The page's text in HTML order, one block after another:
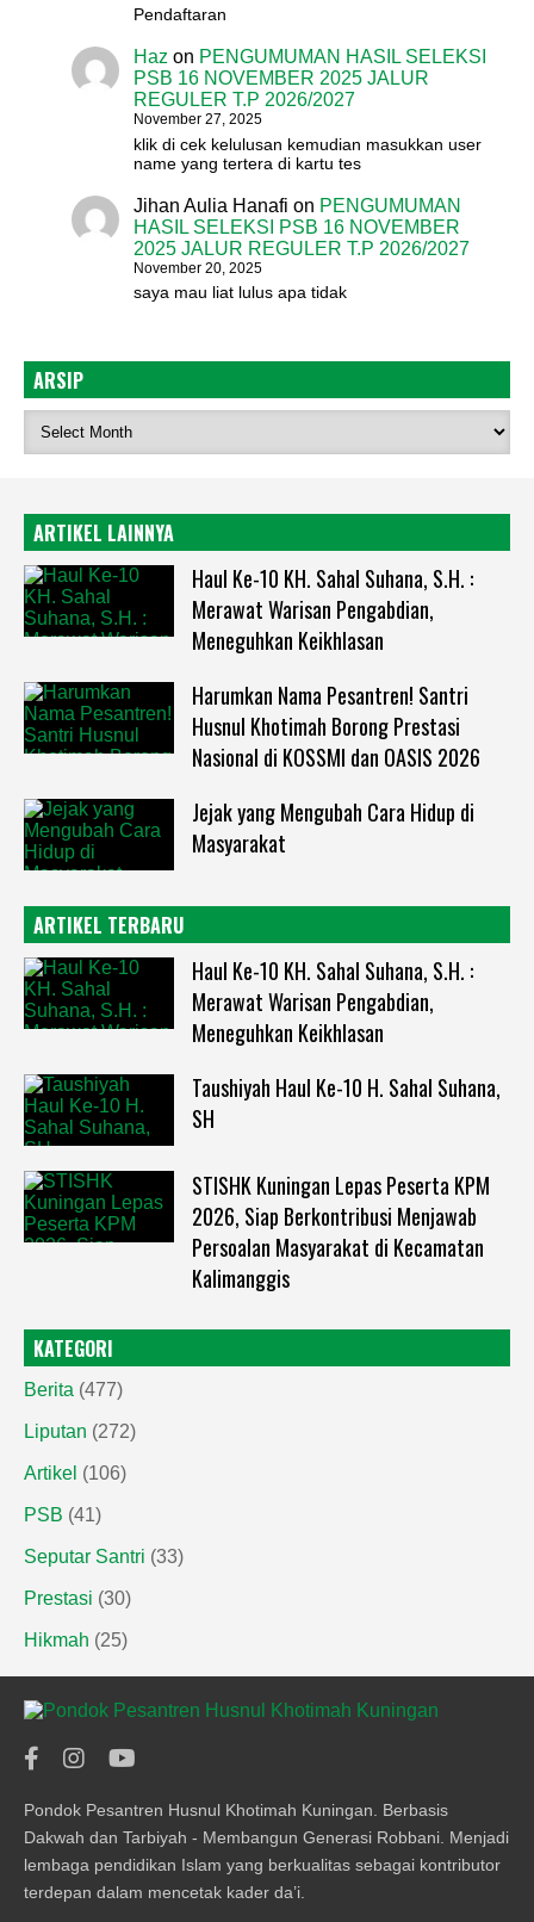
Pendaftaran
Haz on PENGUMUMAN HASIL SELEKSI
PSB 16 NOVEMBER 2025 JALUR
REGULER T.P 2026/2027
November 27, 2025
klik di cek kelulusan kemudian masukkan user
name yang tertera di kartu tes
Jihan Aulia Hanafi on PENGUMUMAN
HASIL SELEKSI PSB 16 NOVEMBER
2025 JALUR REGULER T.P 2026/2027
November 20, 2025
saya mau liat lulus apa tidak
ARSIP
ARTIKEL LAINNYA
Haul Ke-10 KH. Sahal Suhana, S.H. :
Merawat Warisan Pengabdian,
Meneguhkan Keikhlasan
Harumkan Nama Pesantren! Santri
Husnul Khotimah Borong Prestasi
Nasional di KOSSMI dan OASIS 2026
Jejak yang Mengubah Cara Hidup di
Masyarakat
ARTIKEL TERBARU
Haul Ke-10 KH. Sahal Suhana, S.H. :
Merawat Warisan Pengabdian,
Meneguhkan Keikhlasan
Taushiyah Haul Ke-10 H. Sahal Suhana,
SH
STISHK Kuningan Lepas Peserta KPM
2026, Siap Berkontribusi Menjawab
Persoalan Masyarakat di Kecamatan
Kalimanggis
KATEGORI
Berita (477)
Liputan (272)
Artikel (106)
PSB (41)
Seputar Santri (33)
Prestasi (30)
Hikmah (25)
Pondok Pesantren Husnul Khotimah Kuningan. Berbasis
Dakwah dan Tarbiyah - Membangun Generasi Robbani. Menjadi
lembaga pendidikan Islam yang berkualitas sebagai kontributor
terdepan dalam mencetak kader da’i.